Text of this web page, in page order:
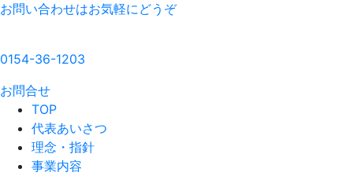
お問い合わせはお気軽にどうぞ
0154-36-1203
お問合せ
TOP
代表あいさつ
理念・指針
事業内容